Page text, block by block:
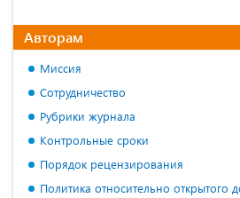
Авторам
Миссия
Сотрудничество
Рубрики журнала
Контрольные сроки
Порядок рецензирования
Политика относительно открытого